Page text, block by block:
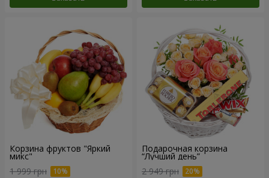
Корзина фруктов "Яркий
микс"
1 999 грн
Подарочная корзина
“Лучший день”
2 949 грн